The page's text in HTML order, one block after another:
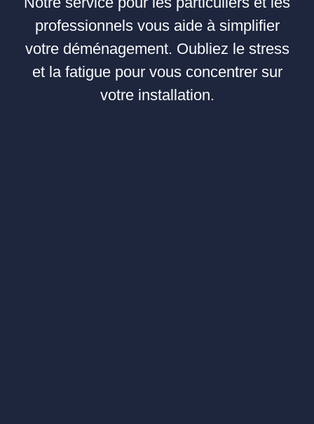
professionnels vous aide à simplifier
votre déménagement. Oubliez le stress
et la fatigue pour vous concentrer sur
votre installation.